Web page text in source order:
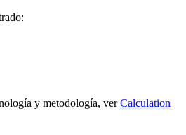
y metodología, verCalculation